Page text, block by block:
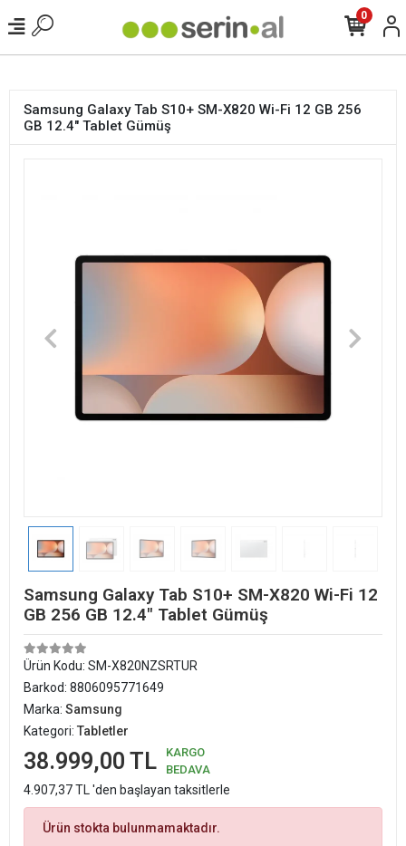
0
Samsung Galaxy Tab S10+ SM-X820 Wi-Fi 12 GB 256
GB 12.4" Tablet Gümüş
Samsung Galaxy Tab S10+ SM-X820 Wi-Fi 12
GB 256 GB 12.4" Tablet Gümüş
Ürün Kodu: SM-X820NZSRTUR
Barkod: 8806095771649
Marka: Samsung
Kategori: Tabletler
38.999,00 TL
KARGO
BEDAVA
4.907,37 TL 'den başlayan taksitlerle
Ürün stokta bulunmamaktadır.